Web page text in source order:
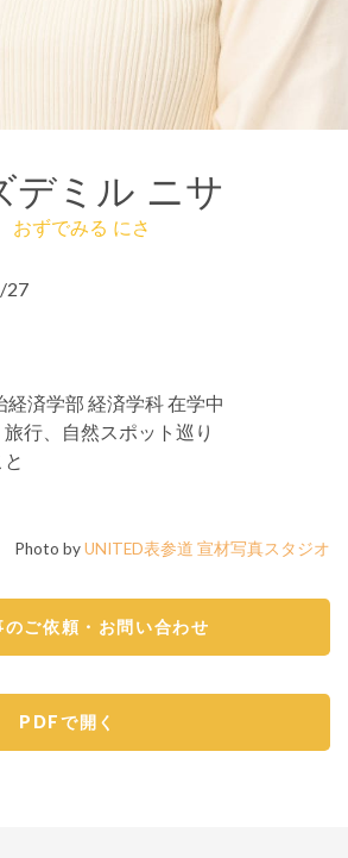
デミル ニサ
おずでみる にさ
27
経済学部 経済学科 在学中
行、自然スポット巡り
Photo byUNITED表参道 宣材写真スタジオ
のご依頼・お問い合わせ
PDFで開く